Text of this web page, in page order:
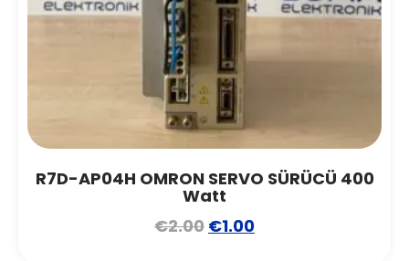
R7D-AP04H OMRON SERVO SÜRÜCÜ 400
Watt
€2.00 €1.00